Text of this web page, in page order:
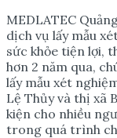
MEDLATEC
dịch vụ lấy mẫu
sức khỏe tiện lợi,
hơn 2 năm qua,
lấy mẫu xét
Lệ Thủy và thị xã
kiện cho nhiều
trong quá trình